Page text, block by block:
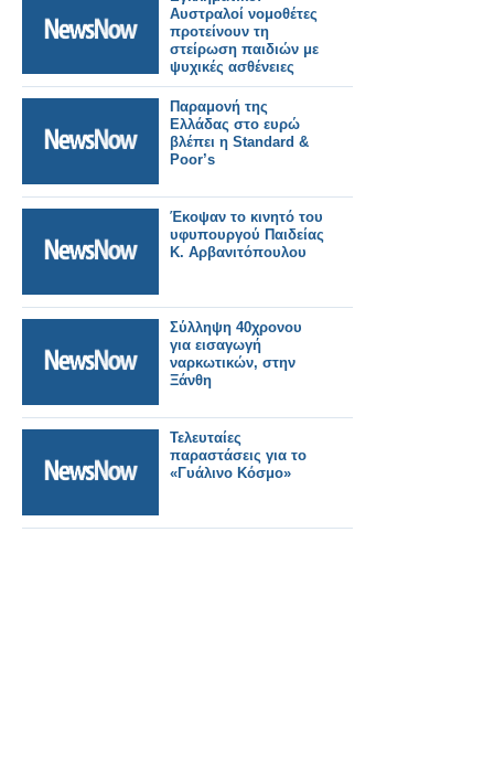
Αυστραλοί νομοθέτες
προτείνουν τη
στείρωση παιδιών με
ψυχικές ασθένειες
Παραμονή της
Ελλάδας στο ευρώ
βλέπει η Standard &
Poor’s
Έκοψαν το κινητό του
υφυπουργού Παιδείας
Κ. Αρβανιτόπουλου
Σύλληψη 40χρονου
για εισαγωγή
ναρκωτικών, στην
Ξάνθη
Τελευταίες
παραστάσεις για το
«Γυάλινο Κόσμο»